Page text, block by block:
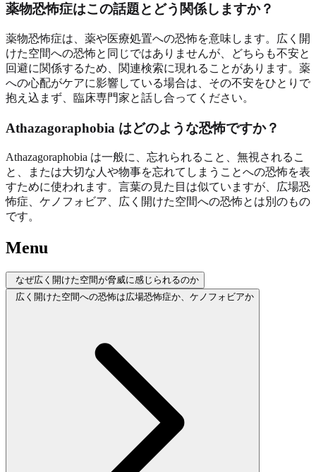
薬物恐怖症はこの話題とどう関係しますか？
薬物恐怖症は、薬や医療処置への恐怖を意味します。広く開
けた空間への恐怖と同じではありませんが、どちらも不安と
回避に関係するため、関連検索に現れることがあります。薬
への心配がケアに影響している場合は、その不安をひとりで
抱え込まず、臨床専門家と話し合ってください。
Athazagoraphobia はどのような恐怖ですか？
Athazagoraphobia は一般に、忘れられること、無視されるこ
と、または大切な人や物事を忘れてしまうことへの恐怖を表
すために使われます。言葉の見た目は似ていますが、広場恐
怖症、ケノフォビア、広く開けた空間への恐怖とは別のもの
です。
Menu
なぜ広く開けた空間が脅威に感じられるのか
広く開けた空間への恐怖は広場恐怖症か、ケノフォビアか